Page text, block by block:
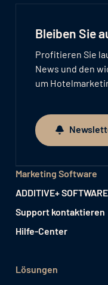
Bleiben Sie
Profitieren Sie
News und den
um
Newsletter
Marketing Software
ADDITIVE+
Support kontaktieren
Hilfe-Center
Lösungen